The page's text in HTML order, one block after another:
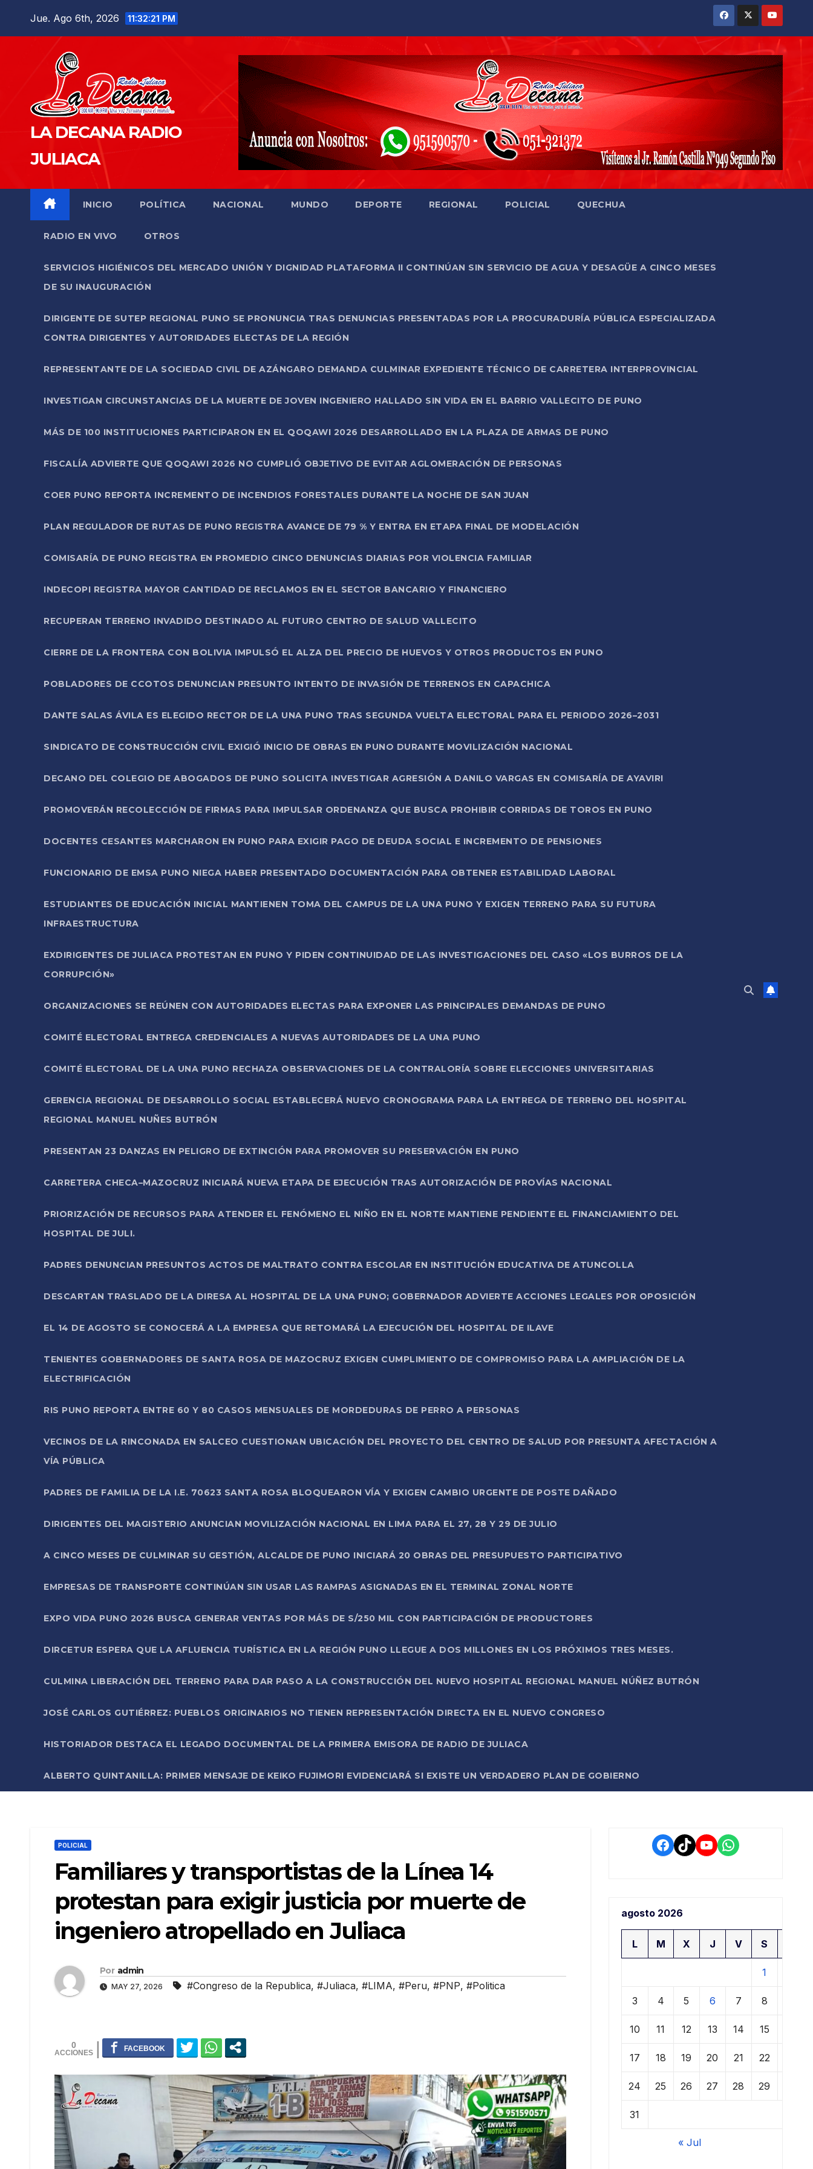
Jue. Ago 6th, 2026 11:32:22 PM
LA DECANA RADIO
JULIACA
INICIO POLÍTICA NACIONAL MUNDO DEPORTE REGIONAL POLICIAL QUECHUA
RADIO EN VIVO OTROS
SERVICIOS HIGIÉNICOS DEL MERCADO UNIÓN Y DIGNIDAD PLATAFORMA II CONTINÚAN SIN SERVICIO DE AGUA Y DESAGÜE A CINCO MESES
DE SU INAUGURACIÓN
DIRIGENTE DE SUTEP REGIONAL PUNO SE PRONUNCIA TRAS DENUNCIAS PRESENTADAS POR LA PROCURADURÍA PÚBLICA ESPECIALIZADA
CONTRA DIRIGENTES Y AUTORIDADES ELECTAS DE LA REGIÓN
REPRESENTANTE DE LA SOCIEDAD CIVIL DE AZÁNGARO DEMANDA CULMINAR EXPEDIENTE TÉCNICO DE CARRETERA INTERPROVINCIAL
INVESTIGAN CIRCUNSTANCIAS DE LA MUERTE DE JOVEN INGENIERO HALLADO SIN VIDA EN EL BARRIO VALLECITO DE PUNO
MÁS DE 100 INSTITUCIONES PARTICIPARON EN EL QOQAWI 2026 DESARROLLADO EN LA PLAZA DE ARMAS DE PUNO
FISCALÍA ADVIERTE QUE QOQAWI 2026 NO CUMPLIÓ OBJETIVO DE EVITAR AGLOMERACIÓN DE PERSONAS
COER PUNO REPORTA INCREMENTO DE INCENDIOS FORESTALES DURANTE LA NOCHE DE SAN JUAN
PLAN REGULADOR DE RUTAS DE PUNO REGISTRA AVANCE DE 79 % Y ENTRA EN ETAPA FINAL DE MODELACIÓN
COMISARÍA DE PUNO REGISTRA EN PROMEDIO CINCO DENUNCIAS DIARIAS POR VIOLENCIA FAMILIAR
INDECOPI REGISTRA MAYOR CANTIDAD DE RECLAMOS EN EL SECTOR BANCARIO Y FINANCIERO
RECUPERAN TERRENO INVADIDO DESTINADO AL FUTURO CENTRO DE SALUD VALLECITO
CIERRE DE LA FRONTERA CON BOLIVIA IMPULSÓ EL ALZA DEL PRECIO DE HUEVOS Y OTROS PRODUCTOS EN PUNO
POBLADORES DE CCOTOS DENUNCIAN PRESUNTO INTENTO DE INVASIÓN DE TERRENOS EN CAPACHICA
DANTE SALAS ÁVILA ES ELEGIDO RECTOR DE LA UNA PUNO TRAS SEGUNDA VUELTA ELECTORAL PARA EL PERIODO 2026–2031
SINDICATO DE CONSTRUCCIÓN CIVIL EXIGIÓ INICIO DE OBRAS EN PUNO DURANTE MOVILIZACIÓN NACIONAL
DECANO DEL COLEGIO DE ABOGADOS DE PUNO SOLICITA INVESTIGAR AGRESIÓN A DANILO VARGAS EN COMISARÍA DE AYAVIRI
PROMOVERÁN RECOLECCIÓN DE FIRMAS PARA IMPULSAR ORDENANZA QUE BUSCA PROHIBIR CORRIDAS DE TOROS EN PUNO
DOCENTES CESANTES MARCHARON EN PUNO PARA EXIGIR PAGO DE DEUDA SOCIAL E INCREMENTO DE PENSIONES
FUNCIONARIO DE EMSA PUNO NIEGA HABER PRESENTADO DOCUMENTACIÓN PARA OBTENER ESTABILIDAD LABORAL
ESTUDIANTES DE EDUCACIÓN INICIAL MANTIENEN TOMA DEL CAMPUS DE LA UNA PUNO Y EXIGEN TERRENO PARA SU FUTURA
INFRAESTRUCTURA
EXDIRIGENTES DE JULIACA PROTESTAN EN PUNO Y PIDEN CONTINUIDAD DE LAS INVESTIGACIONES DEL CASO «LOS BURROS DE LA
CORRUPCIÓN»
ORGANIZACIONES SE REÚNEN CON AUTORIDADES ELECTAS PARA EXPONER LAS PRINCIPALES DEMANDAS DE PUNO
COMITÉ ELECTORAL ENTREGA CREDENCIALES A NUEVAS AUTORIDADES DE LA UNA PUNO
COMITÉ ELECTORAL DE LA UNA PUNO RECHAZA OBSERVACIONES DE LA CONTRALORÍA SOBRE ELECCIONES UNIVERSITARIAS
GERENCIA REGIONAL DE DESARROLLO SOCIAL ESTABLECERÁ NUEVO CRONOGRAMA PARA LA ENTREGA DE TERRENO DEL HOSPITAL
REGIONAL MANUEL NUÑES BUTRÓN
PRESENTAN 23 DANZAS EN PELIGRO DE EXTINCIÓN PARA PROMOVER SU PRESERVACIÓN EN PUNO
CARRETERA CHECA–MAZOCRUZ INICIARÁ NUEVA ETAPA DE EJECUCIÓN TRAS AUTORIZACIÓN DE PROVÍAS NACIONAL
PRIORIZACIÓN DE RECURSOS PARA ATENDER EL FENÓMENO EL NIÑO EN EL NORTE MANTIENE PENDIENTE EL FINANCIAMIENTO DEL
HOSPITAL DE JULI.
PADRES DENUNCIAN PRESUNTOS ACTOS DE MALTRATO CONTRA ESCOLAR EN INSTITUCIÓN EDUCATIVA DE ATUNCOLLA
DESCARTAN TRASLADO DE LA DIRESA AL HOSPITAL DE LA UNA PUNO; GOBERNADOR ADVIERTE ACCIONES LEGALES POR OPOSICIÓN
EL 14 DE AGOSTO SE CONOCERÁ A LA EMPRESA QUE RETOMARÁ LA EJECUCIÓN DEL HOSPITAL DE ILAVE
TENIENTES GOBERNADORES DE SANTA ROSA DE MAZOCRUZ EXIGEN CUMPLIMIENTO DE COMPROMISO PARA LA AMPLIACIÓN DE LA
ELECTRIFICACIÓN
RIS PUNO REPORTA ENTRE 60 Y 80 CASOS MENSUALES DE MORDEDURAS DE PERRO A PERSONAS
VECINOS DE LA RINCONADA EN SALCEO CUESTIONAN UBICACIÓN DEL PROYECTO DEL CENTRO DE SALUD POR PRESUNTA AFECTACIÓN A
VÍA PÚBLICA
PADRES DE FAMILIA DE LA I.E. 70623 SANTA ROSA BLOQUEARON VÍA Y EXIGEN CAMBIO URGENTE DE POSTE DAÑADO
DIRIGENTES DEL MAGISTERIO ANUNCIAN MOVILIZACIÓN NACIONAL EN LIMA PARA EL 27, 28 Y 29 DE JULIO
A CINCO MESES DE CULMINAR SU GESTIÓN, ALCALDE DE PUNO INICIARÁ 20 OBRAS DEL PRESUPUESTO PARTICIPATIVO
EMPRESAS DE TRANSPORTE CONTINÚAN SIN USAR LAS RAMPAS ASIGNADAS EN EL TERMINAL ZONAL NORTE
EXPO VIDA PUNO 2026 BUSCA GENERAR VENTAS POR MÁS DE S/250 MIL CON PARTICIPACIÓN DE PRODUCTORES
DIRCETUR ESPERA QUE LA AFLUENCIA TURÍSTICA EN LA REGIÓN PUNO LLEGUE A DOS MILLONES EN LOS PRÓXIMOS TRES MESES.
CULMINA LIBERACIÓN DEL TERRENO PARA DAR PASO A LA CONSTRUCCIÓN DEL NUEVO HOSPITAL REGIONAL MANUEL NÚÑEZ BUTRÓN
JOSÉ CARLOS GUTIÉRREZ: PUEBLOS ORIGINARIOS NO TIENEN REPRESENTACIÓN DIRECTA EN EL NUEVO CONGRESO
HISTORIADOR DESTACA EL LEGADO DOCUMENTAL DE LA PRIMERA EMISORA DE RADIO DE JULIACA
ALBERTO QUINTANILLA: PRIMER MENSAJE DE KEIKO FUJIMORI EVIDENCIARÁ SI EXISTE UN VERDADERO PLAN DE GOBIERNO
POLICIAL
Familiares y transportistas de la Línea 14
protestan para exigir justicia por muerte de
ingeniero atropellado en Juliaca
Por admin
MAY 27, 2026 #Congreso de la Republica, #Juliaca, #LIMA, #Peru, #PNP, #Politica
0
Facebook
TikTokYouTube
WhatsApp
agosto 2026
L M X J V S
1
3 4 5 6 7 8
10 11 12 13 14 15
17 18 19 20 21 22
24 25 26 27 28 29
31
« Jul